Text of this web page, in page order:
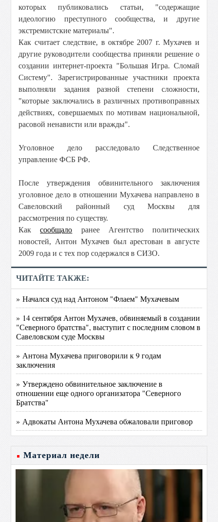
которых публиковались статьи, "содержащие
идеологию преступного сообщества, и другие
экстремистские материалы".
Как считает следствие, в октябре 2007 г. Мухачев и
другие руководители сообщества приняли решение о
создании интернет-проекта "Большая Игра. Сломай
Систему". Зарегистрированные участники проекта
выполняли задания разной степени сложности,
"которые заключались в различных противоправных
действиях, совершаемых по мотивам национальной,
расовой ненависти или вражды".
Уголовное дело расследовало Следственное
управление ФСБ РФ.
После утверждения обвинительного заключения
уголовное дело в отношении Мухачева направлено в
Савеловский районный суд Москвы для
рассмотрения по существу.
Каксообщало ранее Агентство политических
новостей, Антон Мухачев был арестован в августе
2009 года и с тех пор содержался в СИЗО.
ЧИТАЙТЕ ТАКЖЕ:
» Начался суд над Антоном "Флаем" Мухачевым
» 14 сентября Антон Мухачев, обвиняемый в создании
"Северного братства", выступит с последним словом в
Савеловском суде Москвы
» Антона Мухачева приговорили к 9 годам
заключения
» Утверждено обвинительное заключение в
отношении еще одного организатора "Северного
Братства"
» Адвокаты Антона Мухачева обжаловали приговор
Материал недели